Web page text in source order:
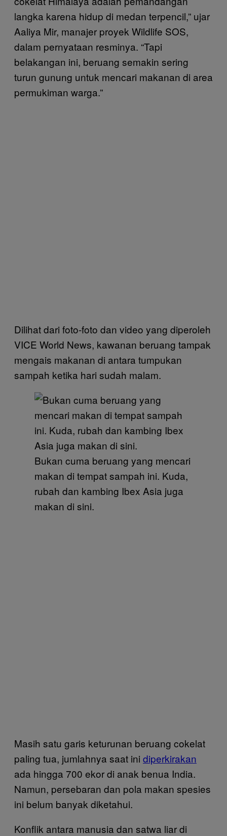
langka karena hidup di medan terpencil,” ujar
Aaliya Mir, manajer proyek Wildlife SOS,
dalam pernyataan resminya. “Tapi
belakangan ini, beruang semakin sering
turun gunung untuk mencari makanan di area
permukiman warga.”
Dilihat dari foto-foto dan video yang diperoleh
VICE World News, kawanan beruang tampak
mengais makanan di antara tumpukan
sampah ketika hari sudah malam.
Bukan cuma beruang yang mencari
makan di tempat sampah ini. Kuda,
rubah dan kambing Ibex Asia juga
makan di sini.
Masih satu garis keturunan beruang cokelat
paling tua, jumlahnya saat ini diperkirakan
ada hingga 700 ekor di anak benua India.
Namun, persebaran dan pola makan spesies
ini belum banyak diketahui.
Konflik antara manusia dan satwa liar di